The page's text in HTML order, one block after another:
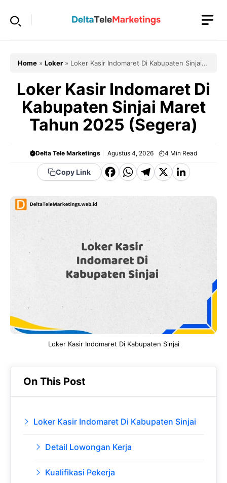
Home » Loker » Loker Kasir Indomaret Di Kabupaten Sinjai
Loker Kasir Indomaret Di
Kabupaten Sinjai Maret
Tahun 2025 (Segera)
Delta Tele Marketings Agustus 4, 2026 4 Min Read
Copy Link
F
e
o
o
W
a
t
s
A
p
T
g
a
m
X Li
k
e
Loker Kasir Indomaret Di Kabupaten Sinjai
On This Post
Loker Kasir Indomaret Di Kabupaten Sinjai
Detail Lowongan Kerja
Kualifikasi Pekerja